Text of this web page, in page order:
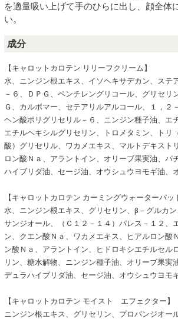
を適量吸い上げて 手のひらに出し、顔全体
い。
成分
【キャロットカロテン リリーフクリーム】
水、ニンジン根エキス、イソヘキサデカン、ステ
－６、ＤＰＧ、ペンチレングリコール、グリセリ
Ｇ、カルボマー、セテアリルアルコール、１，２
ヘン酸ポリグリセリル－６、ニンジン種子油、エ
エチルヘキシルグリセリン、トロメタミン、トリ
酸）グリセリル、ワカメエキス、マルトデキスト
ロン酸Ｎａ、アラントイン、オリーブ果実油、パ
ハイブリダ油、セージ油、オウシュウヨモギ油、
【キャロットカロテン カーミングウォーターパッ
水、ニンジン根エキス、グリセリン、β－グルカ
サンジオール、（Ｃ１２－１４）パレス－１２、
ン、クエン酸Ｎａ、ワカメエキス、ヒアルロン酸
ン酸Ｎａ、アラントイン、ヒドロキシエチルセル
リン、糖水解物、ニンジン種子油、オリーブ果実
デュラハイブリダ油、セージ油、オウシュウヨモ
【キャロットカロテン モイスト エフェクター】
ニンジン根エキス、グリセリン、プロパンジオー